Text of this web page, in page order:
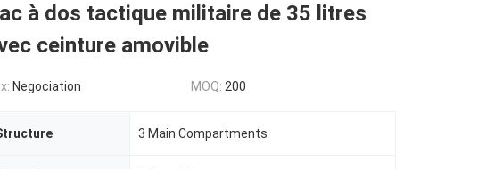
à dos tactique militaire de 35 litres
ceinture amovible
Negociation MOQ: 200
3 Main Compartments